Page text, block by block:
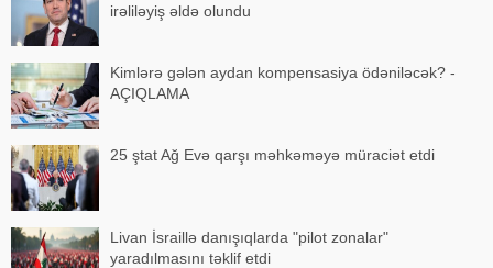
irəliləyiş əldə olundu
Kimlərə gələn aydan kompensasiya ödəniləcək? -
AÇIQLAMA
25 ştat Ağ Evə qarşı məhkəməyə müraciət etdi
Livan İsraillə danışıqlarda "pilot zonalar"
yaradılmasını təklif etdi